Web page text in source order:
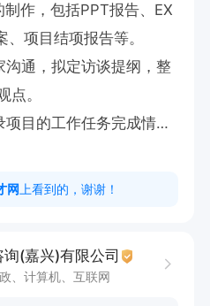
作，包括PPT报告、EX
项目结项报告等。
通，拟定访谈提纲，整
点。
目的工作任务完成情
管理，确保项目信息的
网 上看到的，谢谢！
(嘉兴)有限公司
、计算机、互联网